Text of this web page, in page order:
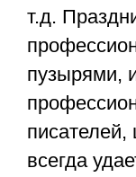
т.д.
пузырями,
всегда